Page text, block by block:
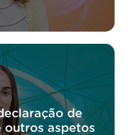
de
outros aspetos